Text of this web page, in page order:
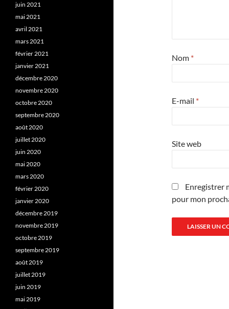
Nom *
E-mail *
Site web
Enregistrer
pour mon
juin 2021
mai 2021
avril 2021
mars 2021
février 2021
janvier 2021
décembre 2020
novembre 2020
octobre 2020
septembre 2020
août 2020
juillet 2020
juin 2020
mai 2020
mars 2020
février 2020
janvier 2020
décembre 2019
novembre 2019
octobre 2019
septembre 2019
août 2019
juillet 2019
juin 2019
mai 2019